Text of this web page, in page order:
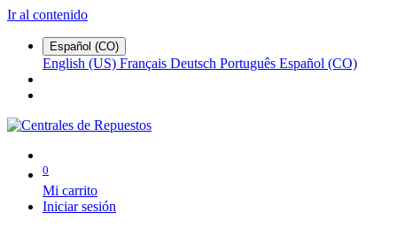
Ir al contenido
Español (CO)
English (US) Français Deutsch Português Español (CO)
0
Mi carrito
Iniciar sesión